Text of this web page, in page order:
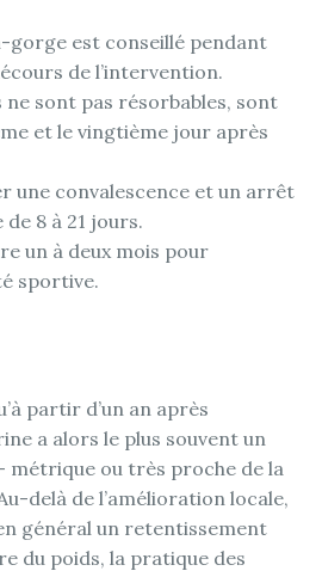
gorge est conseillé pendant
de l’intervention.
ne sont pas résorbables, sont
et le vingtième jour après
une convalescence et un arrêt
de 8 à 21 jours.
un à deux mois pour
sportive.
partir d’un an après
a alors le plus souvent un
métrique ou très proche de la
delà de l’amélioration locale,
général un retentissement
du poids, la pratique des